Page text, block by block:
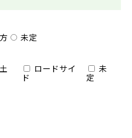
未定
土 ロードサイ
ド
未
定